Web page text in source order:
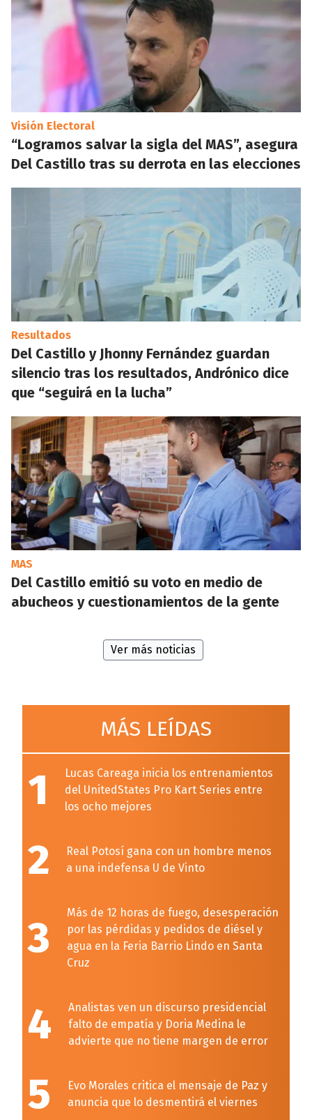
Visión Electoral
“Logramos salvar la sigla del MAS”, asegura
Del Castillo tras su derrota en las elecciones
Resultados
Del Castillo y Jhonny Fernández guardan
silencio tras los resultados, Andrónico dice
que “seguirá en la lucha”
MAS
Del Castillo emitió su voto en medio de
abucheos y cuestionamientos de la gente
Ver más noticias
MÁS LEÍDAS
1
Lucas Careaga inicia los entrenamientos
del UnitedStates Pro Kart Series entre
los ocho mejores
2
Real Potosí gana con un hombre menos
a una indefensa U de Vinto
3
Más de 12 horas de fuego, desesperación
por las pérdidas y pedidos de diésel y
agua en la Feria Barrio Lindo en Santa
Cruz
4
Analistas ven un discurso presidencial
falto de empatía y Doria Medina le
advierte que no tiene margen de error
5
Evo Morales critica el mensaje de Paz y
anuncia que lo desmentirá el viernes